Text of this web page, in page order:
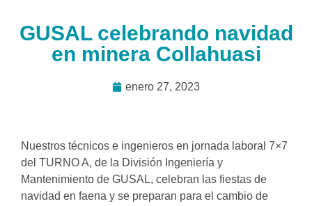
GUSAL celebrando navidad
en minera Collahuasi
enero 27, 2023
Nuestros técnicos e ingenieros en jornada laboral 7×7
del TURNO A, de la División Ingeniería y
Mantenimiento de GUSAL, celebran las fiestas de
navidad en faena y se preparan para el cambio de